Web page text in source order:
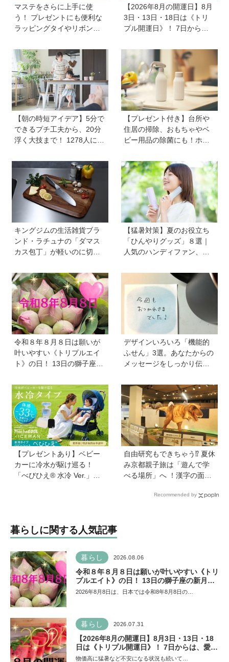
マステをさらに上手に使
う！ プレゼントにも便利な
ラッピングタイやリボンが
スパレード／シヤチハタ】
【2026年8月の開運日】8月
3日・13日・18日は《トリ
プル開運日》！ 7日から
星」が、天秤座と蠍座に長
期滞在を開始！
【朝の時短アイデア】5分で
できるプチ工夫から、20分
浮く大技まで！ 1278人に聞
切る工夫を大公開《HugKu
m総研》
【プレゼント付き】台所や
住居の掃除、おもちゃやベ
ビー用品の除菌にも！ホタ
ーナー「Shell we clean?」
キングジムの生活雑貨ブラ
ンド・ラチュナの「ダマス
カス包丁」が軽いのに切れ
スから卒業【プレゼントあ
り】
【猛暑対策】夏のお役立ち
「ひんやりグッズ」８選｜
人気のハンディファン、お
の暑さ対策セットなど
令和８年８月８日は願いが
叶いやすい《トリプルエイ
ト》の日！ 13日の獅子座の
注目
デザインいろいろ「機能的
ふせん」3選。あなたからの
メッセージをしっかり伝え
り残します！
【プレゼントあり】ベビー
カーに冷水が駆け巡る！
「べびひえ® 水冷 Ver.」で
自由研究もできちゃう⁉︎ 夏休
み京都親子旅は「遊んで学
べる場所」へ ！漢字の面白
【HugKum京都隊が教える
Recommended by
暮らしに関する人気記事
暮らし 2026.08.06
令和８年８月８日は願いが叶いやすい《トリ
プルエイト》の日！ 13日の獅子座の新月＆
皆既日食の影響にも注目
2026年8月8日は、日本では令和8年8月8日の…
暮らし 2026.07.31
【2026年8月の開運日】8月3日・13日・18
日は《トリプル開運日》！ 7日からは、愛と
美とお金の星「金星」が、天秤座と蠍座に長
物価高に猛暑など不安になる状況も続いて…